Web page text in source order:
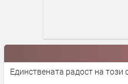
Единствената радост на този